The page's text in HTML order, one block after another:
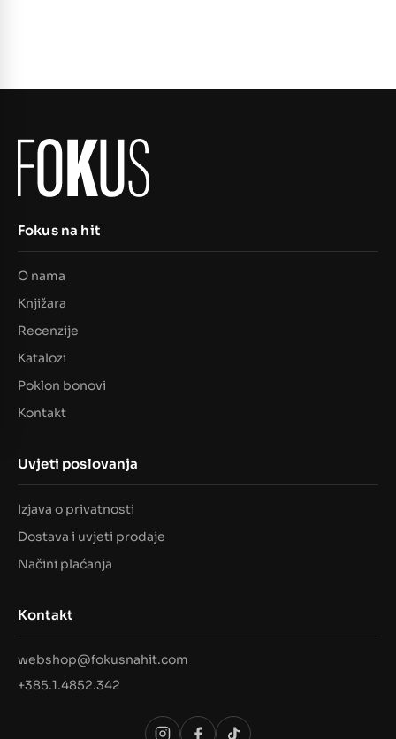
Fokus na hit
O nama
Knjižara
Recenzije
Katalozi
Poklon bonovi
Kontakt
Uvjeti poslovanja
Izjava o privatnosti
Dostava i uvjeti prodaje
Načini plaćanja
Kontakt
webshop@fokusnahit.com
+385.1.4852.342